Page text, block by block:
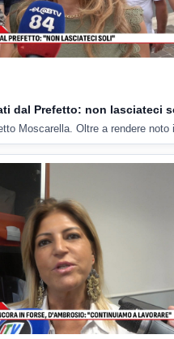
dal Prefetto: non lasciateci
Moscarella. Oltre a rendere noto